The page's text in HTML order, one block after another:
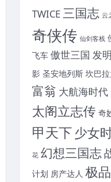
TWICE三国志 云
奇侠传 仙剑客栈
飞车 傲世三国 发
影 圣安地列斯 坎巴
富翁 大航海时代
太阁立志传 奇
甲天下 少女
花 幻想三国志
计划 房产达人 极